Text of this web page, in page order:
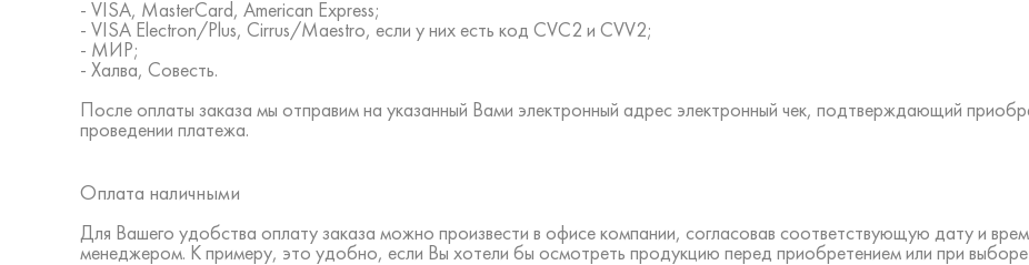
- VISA, MasterCard, American Express;
- VISA Electron/Plus, Cirrus/Maestro, если у них есть код CVC2 и CVV2;
- МИР;
- Халва, Совесть.
После оплаты заказа мы отправим на указанный Вами электронный адрес электронный чек, подтверждающий
проведении платежа.
Оплата наличными
Для Вашего удобства оплату заказа можно произвести в офисе компании, согласовав соответствующую дату и
менеджером. К примеру, это удобно, если Вы хотели бы осмотреть продукцию перед приобретением или при